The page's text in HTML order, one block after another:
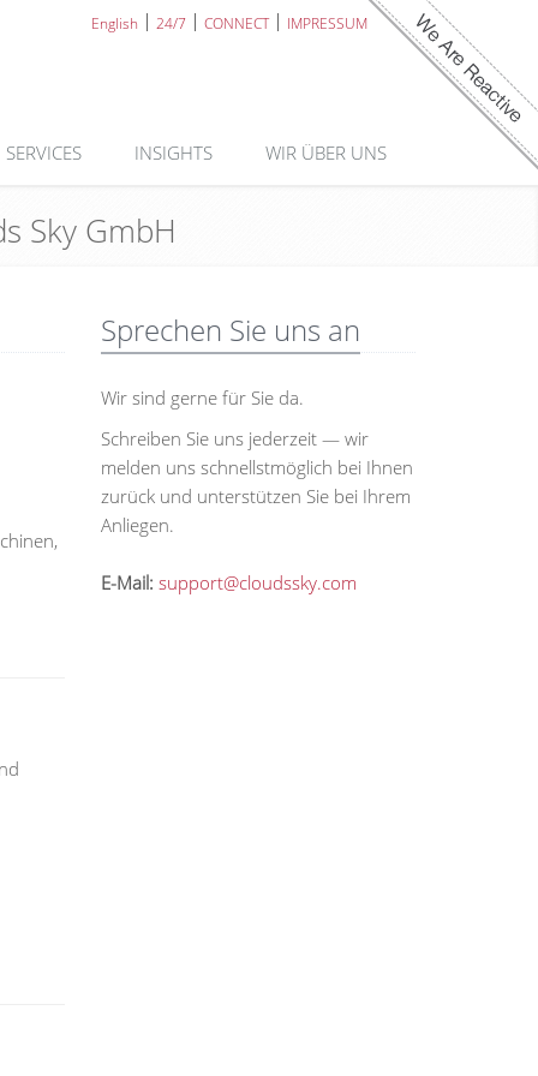
English 24/7 CONNECT IMPRESSUM
SERVICES INSIGHTS WIR ÜBER UNS
Sky GmbH
Sprechen Sie uns an
Wir sind gerne für Sie da.
Schreiben Sie uns jederzeit — wir
melden uns schnellstmöglich bei Ihnen
zurück und unterstützen Sie bei Ihrem
Anliegen.
E-Mail: support@cloudssky.com